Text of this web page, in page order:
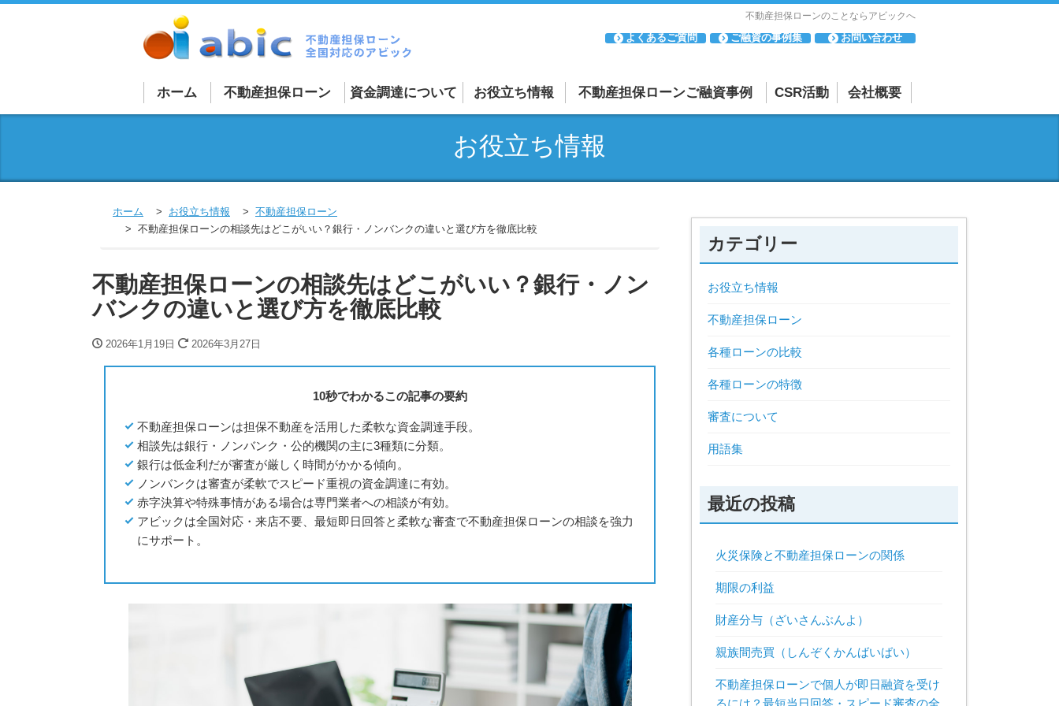
不動産担保ローンのことならアビックへ
よくあるご質問 ご融資の事例集 お問い合わせ
ホーム 不動産担保ローン
買取再販ローン
外国人向けローン
不動産担保商品一覧
資金調達について
リースバックについて
日本全国に対応
お役立ち情報 不動産担保ローンご融資事例 CSR活動
「寄付活動」につ
会社概要
お役立ち情報
ホーム お役立ち情報
不動産担保ローン
不動産担保ローンの相談先はどこがいい？銀行・ノンバンクの違いと選び方を徹底比較
不動産担保ローンの相談先はどこがいい？銀行・ノン
バンクの違いと選び方を徹底比較
2026年1月19日 2026年3月27日
10秒でわかるこの記事の要約
不動産担保ローンは担保不動産を活用した柔軟な資金調達手段。
相談先は銀行・ノンバンク・公的機関の主に3種類に分類。
銀行は低金利だが審査が厳しく時間がかかる傾向。
ノンバンクは審査が柔軟でスピード重視の資金調達に有効。
赤字決算や特殊事情がある場合は専門業者への相談が有効。
アビックは全国対応・来店不要、最短即日回答と柔軟な審査で不動産担保ローンの相談を強力
にサポート。
カテゴリー
お役立ち情報
不動産担保ローン
各種ローンの比較
各種ローンの特徴
審査について
用語集
最近の投稿
火災保険と不動産担保ローンの関係
期限の利益
財産分与（ざいさんぶんよ）
親族間売買（しんぞくかんばいばい）
不動産担保ローンで個人が即日融資を受け
るには？最短当日回答・スピード審査の全